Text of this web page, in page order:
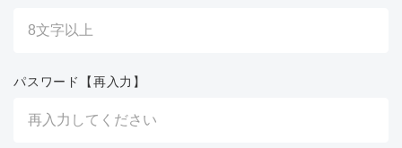
パスワード【再入力】